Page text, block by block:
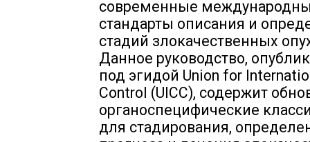
современные
стандарты описания и
стадий злокачественных
Данное руководство,
под эгидой Union for
Control (UICC), содержит
органоспецифические
для стадирования,